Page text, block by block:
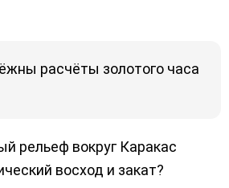
расчёты золотого часа
рельеф вокруг Каракас
восход и закат?